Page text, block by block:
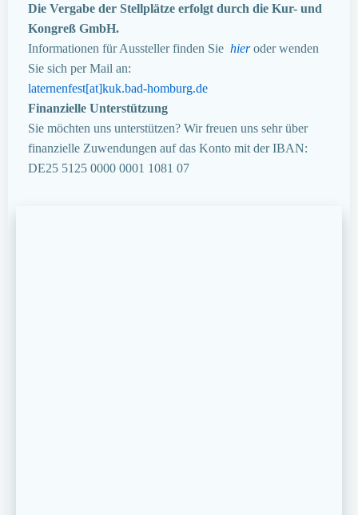
Die Vergabe der Stellplätze erfolgt durch die Kur- und
Kongreß GmbH.
Informationen für Aussteller finden Sie hieroder wenden
Sie sich per Mail an:
laternenfest[at]kuk.bad-homburg.de
Finanzielle Unterstützung
Sie möchten uns unterstützen? Wir freuen uns sehr über
finanzielle Zuwendungen auf das Konto mit der IBAN:
DE25 5125 0000 0001 1081 07